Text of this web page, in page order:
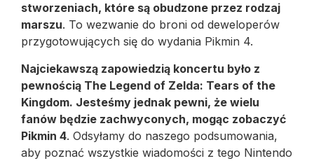
stworzeniach, które są obudzone przez rodzaj
marszu. To wezwanie do broni od deweloperów
przygotowujących się do wydania Pikmin 4.
Najciekawszą zapowiedzią koncertu było z
pewnością The Legend of Zelda: Tears of the
Kingdom. Jesteśmy jednak pewni, że wielu
fanów będzie zachwyconych, mogąc zobaczyć
Pikmin 4. Odsyłamy do naszego podsumowania,
aby poznać wszystkie wiadomości z tego Nintendo